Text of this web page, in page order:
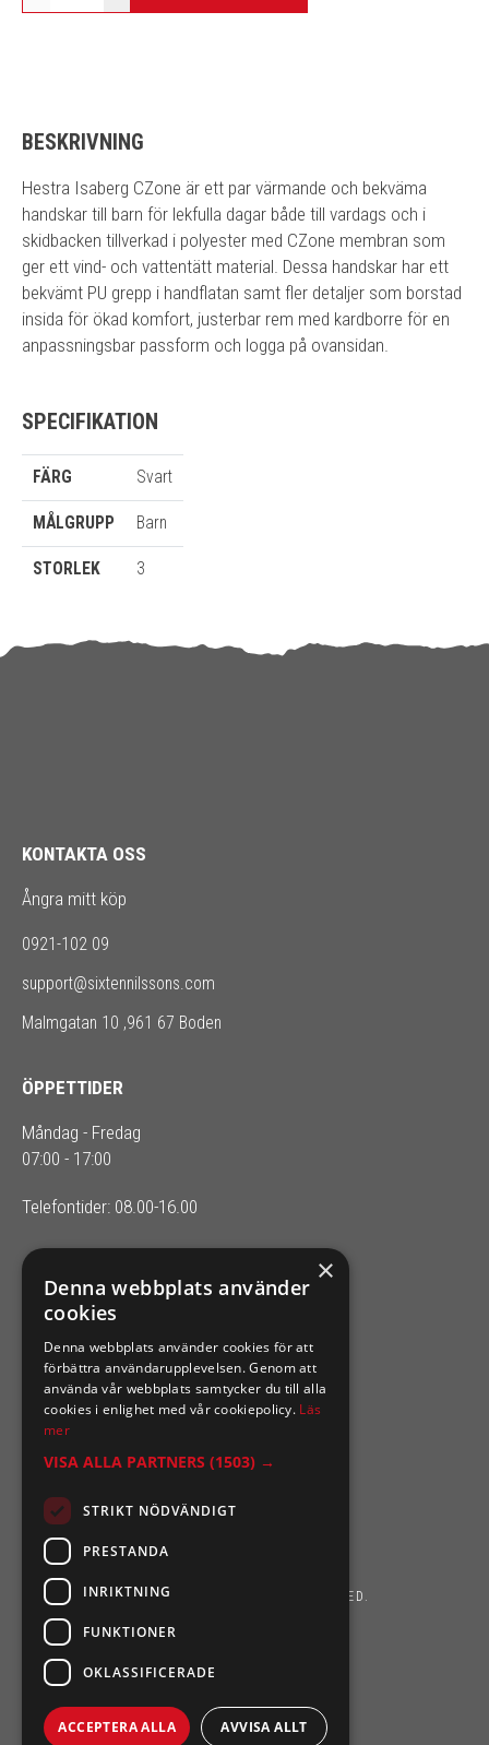
BESKRIVNING
Hestra Isaberg CZone är ett par värmande och bekväma
handskar till barn för lekfulla dagar både till vardags och i
skidbacken tillverkad i polyester med CZone membran som
ger ett vind- och vattentätt material. Dessa handskar har ett
bekvämt PU grepp i handflatan samt fler detaljer som borstad
insida för ökad komfort, justerbar rem med kardborre för en
anpassningsbar passform och logga på ovansidan.
SPECIFIKATION
FÄRG Svart
MÅLGRUPP Barn
STORLEK 3
KONTAKTA OSS
Ångra mitt köp
0921-102 09
support@sixtennilssons.com
Malmgatan 10 ,961 67 Boden
ÖPPETTIDER
Måndag - Fredag
07:00 - 17:00
Telefontider: 08.00-16.00
SIXTEN NILSSONS
Organisationsnummer 556164-2652
SIXTEN NILSSONS 2026. ALL RIGHTS RESERVED.
POWERED BY EMPORI CMS
×
Denna webbplats använder
cookies
Denna webbplats använder cookies för att
förbättra användarupplevelsen. Genom att
använda vår webbplats samtycker du till alla
cookies i enlighet med vår cookiepolicy. Läs
mer
VISA ALLA PARTNERS (1503) →
STRIKT NÖDVÄNDIGT
PRESTANDA
INRIKTNING
FUNKTIONER
OKLASSIFICERADE
ACCEPTERA ALLA AVVISA ALLT